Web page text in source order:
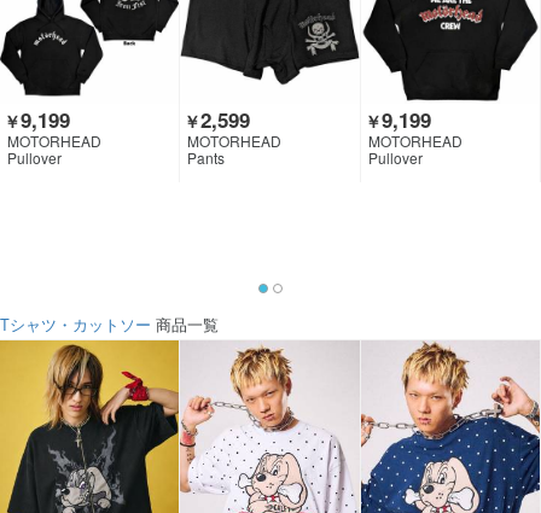
￥9,199
MOTORHEAD
Pullover
￥2,599
MOTORHEAD
Pants
￥9,199
MOTORHEAD
Pullover
Tシャツ・カットソー 商品一覧